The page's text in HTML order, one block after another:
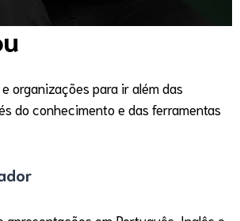
organizações para ir além das
do conhecimento e das ferramentas